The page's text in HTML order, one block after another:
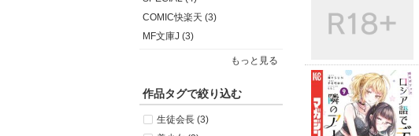
COMIC快楽天 (3)
MF文庫J (3)
もっと見る
作品タグで絞り込む
生徒会長 (3)